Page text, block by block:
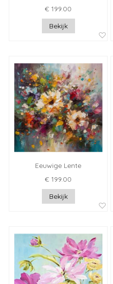
€ 199.00
Bekijk
Eeuwige Lente
€ 199.00
Bekijk